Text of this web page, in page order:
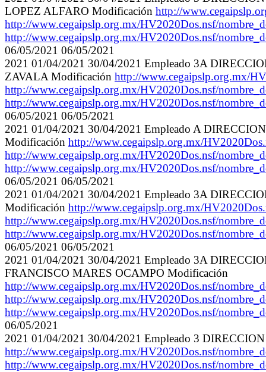
LOPEZ ALFARO Modificación http://
http://www.cegaipslp.org.mx/HV2020Dos.nsf/
http://www.cegaipslp.org.mx/HV2020Dos.nsf/
06/05/2021 06/05/2021
2021 01/04/2021 30/04/2021 Empleado 3A
ZAVALA Modificación http://www.cegaipslp.org.mx/
http://www.cegaipslp.org.mx/HV2020Dos.nsf/
http://www.cegaipslp.org.mx/HV2020Dos.nsf/
06/05/2021 06/05/2021
2021 01/04/2021 30/04/2021 Empleado A
Modificación http://www.cegaipslp.org.mx/
http://www.cegaipslp.org.mx/HV2020Dos.nsf/
http://www.cegaipslp.org.mx/HV2020Dos.nsf/
06/05/2021 06/05/2021
2021 01/04/2021 30/04/2021 Empleado 3A
Modificación http://www.cegaipslp.org.mx/
http://www.cegaipslp.org.mx/HV2020Dos.nsf/
http://www.cegaipslp.org.mx/HV2020Dos.nsf/
06/05/2021 06/05/2021
2021 01/04/2021 30/04/2021 Empleado 3A
FRANCISCO MARES OCAMPO Modificación
http://www.cegaipslp.org.mx/HV2020Dos.nsf/
http://www.cegaipslp.org.mx/HV2020Dos.nsf/
http://www.cegaipslp.org.mx/HV2020Dos.nsf/
06/05/2021
2021 01/04/2021 30/04/2021 Empleado 3
http://www.cegaipslp.org.mx/HV2020Dos.nsf/
http://www.cegaipslp.org.mx/HV2020Dos.nsf/